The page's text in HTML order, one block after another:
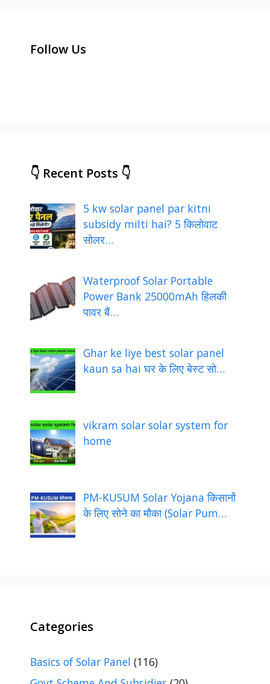
Follow Us
👇 Recent Posts 👇
5 kw solar panel par kitni
subsidy milti hai? 5 किलोवाट
सोलर…
Waterproof Solar Portable
Power Bank 25000mAh हिलकी
पावर बैं…
Ghar ke liye best solar panel
kaun sa hai घर के लिए बेस्ट सो…
vikram solar solar system for
home
PM-KUSUM Solar Yojana किसानों
के लिए सोने का मौका (Solar Pum…
Categories
Basics of Solar Panel (116)